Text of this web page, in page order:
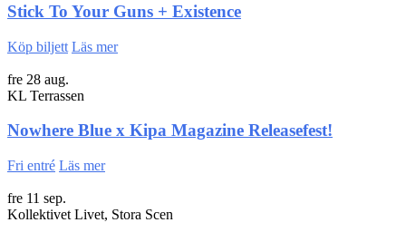
Stick To Your Guns + Existence
Köp biljett Läs mer
fre 28 aug.
KL Terrassen
Nowhere Blue x Kipa Magazine Releasefest!
Fri entré Läs mer
fre 11 sep.
Kollektivet Livet, Stora Scen